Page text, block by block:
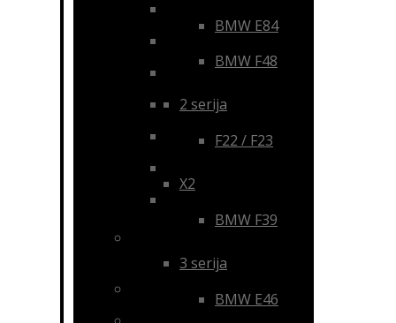
Ford
Honda
uždangalai
Rankenos ir priedai
BMW E84
BMW F48
2 serija
F22 / F23
X2
BMW F39
3 serija
BMW E46